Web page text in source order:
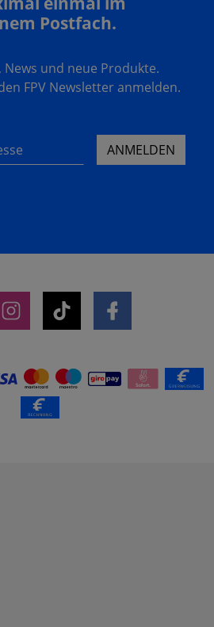
Postfach.
News und neue Produkte.
FPV Newsletter anmelden.
ANMELDEN